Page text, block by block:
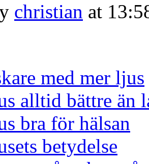
christian at
med mer ljus
alltid bättre än
bra för hälsan
betydelse